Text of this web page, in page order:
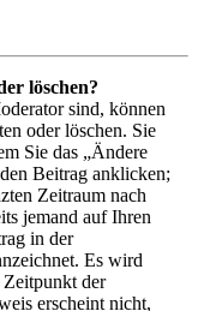
löschen?
sind, können
oder löschen. Sie
Sie das „Ändere
Beitrag anklicken;
Zeitraum nach
jemand auf Ihren
in der
Es wird
der
erscheint nicht,